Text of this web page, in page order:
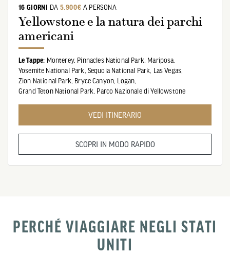
16 GIORNI DA 5.900€ A PERSONA
Yellowstone e la natura dei parchi
americani
Le Tappe: Monterey, Pinnacles National Park,
Mariposa,
Yosemite National Park, Sequoia National Park,
Las Vegas,
Zion National Park,
Bryce Canyon,
Logan,
Grand Teton National Park,
Parco Nazionale di Yellowstone
VEDI ITINERARIO
SCOPRI IN MODO RAPIDO
PERCHÉ VIAGGIARE NEGLI STATI
UNITI